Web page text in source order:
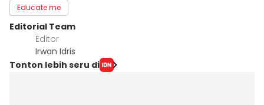
Educate me
Editorial Team
Editor
Irwan Idris
Tonton lebih seru di